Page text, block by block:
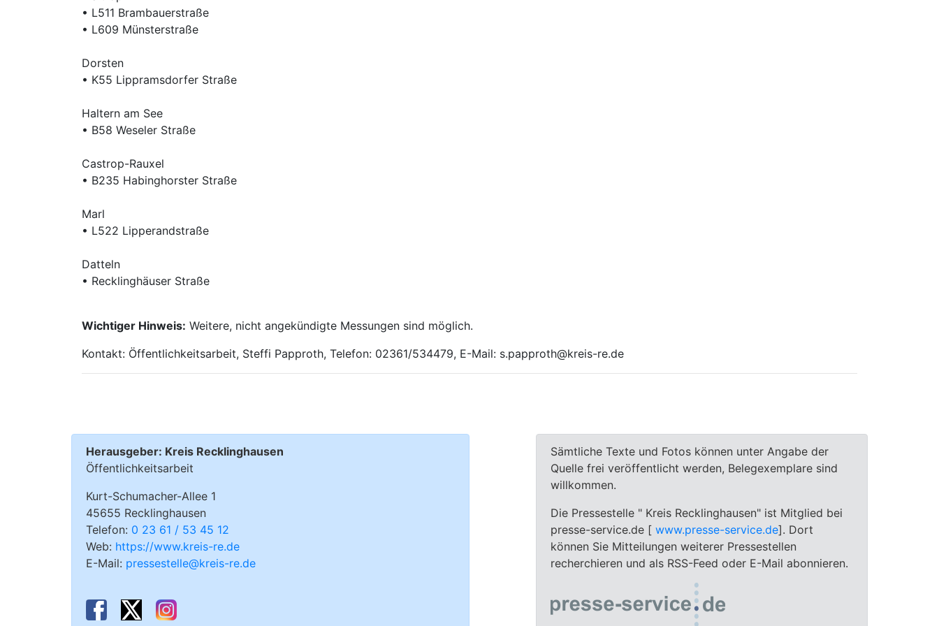
• L511 Brambauerstraße
• L609 Münsterstraße
Dorsten
• K55 Lippramsdorfer Straße
Haltern am See
• B58 Weseler Straße
Castrop-Rauxel
• B235 Habinghorster Straße
Marl
• L522 Lipperandstraße
Datteln
• Recklinghäuser Straße
Wichtiger Hinweis: Weitere, nicht angekündigte Messungen sind möglich.
Kontakt: Öffentlichkeitsarbeit, Steffi Papproth, Telefon: 02361/534479, E-Mail: s.papproth@kreis-re.de
Herausgeber: Kreis Recklinghausen
Öffentlichkeitsarbeit
Kurt-Schumacher-Allee 1
45655 Recklinghausen
Telefon: 0 23 61 / 53 45 12
Web: https://www.kreis-re.de
E-Mail: pressestelle@kreis-re.de
Sämtliche Texte und Fotos können unter Angabe der
Quelle frei veröffentlicht werden, Belegexemplare sind
willkommen.
Die Pressestelle " Kreis Recklinghausen" ist Mitglied bei
presse-service.de [ www.presse-service.de]. Dort
können Sie Mitteilungen weiterer Pressestellen
recherchieren und als RSS-Feed oder E-Mail abonnieren.